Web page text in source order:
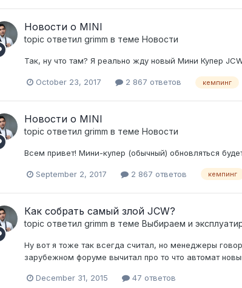
Новости о MINI
topic ответил grimm в теме Новости
Так, ну что там? Я реально жду новый Мини Купер
October 23, 2017 2 867 ответов кемпинг
Новости о MINI
topic ответил grimm в теме Новости
Всем привет! Мини-купер (обычный) обновляться
September 2, 2017 2 867 ответов кемпинг
Как собрать самый злой JCW?
topic ответил grimm в теме Выбираем и
Ну вот я тоже так всегда считал, но менеджеры
зарубежном форуме вычитал про то что автомат
December 31, 2015 47 ответов